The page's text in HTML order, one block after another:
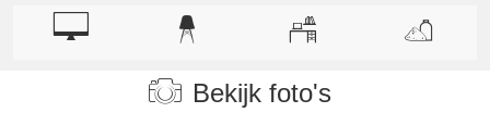
Bekijk foto's